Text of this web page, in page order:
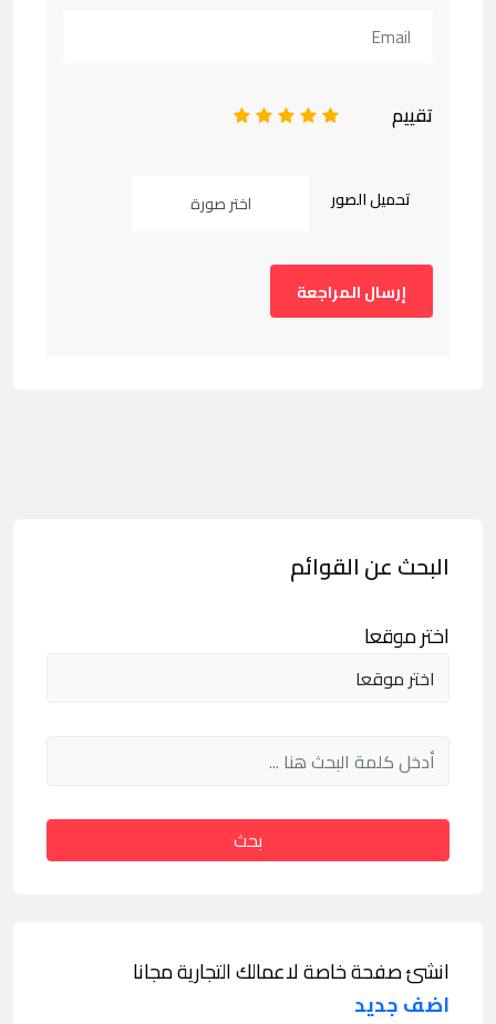
تقييم 5
4
3
2
تحميل الصور اختر صورة
البحث عن القوائم
اختر موقعا
بحث
انشئ صفحة خاصة لاعمالك التجارية مجانا
اضف جديد